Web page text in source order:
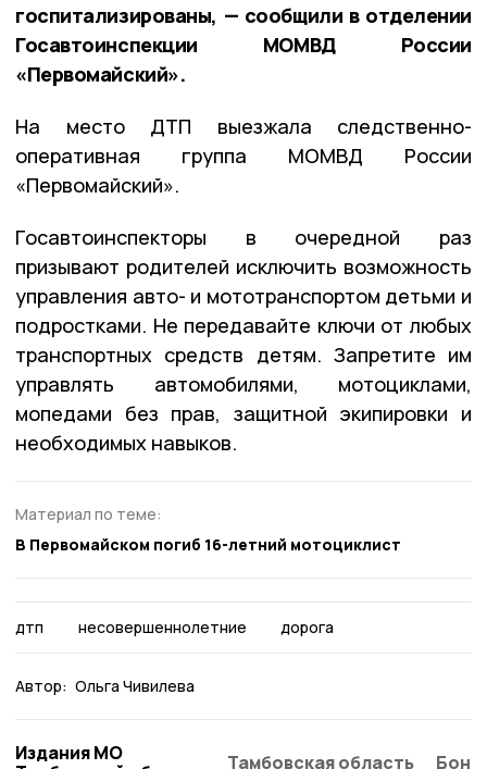
госпитализированы, — сообщили в отделении
Госавтоинспекции МОМВД России
«Первомайский».
На место ДТП выезжала следственно-
оперативная группа МОМВД России
«Первомайский».
Госавтоинспекторы в очередной раз
призывают родителей исключить возможность
управления авто- и мототранспортом детьми и
подростками. Не передавайте ключи от любых
транспортных средств детям. Запретите им
управлять автомобилями, мотоциклами,
мопедами без прав, защитной экипировки и
необходимых навыков.
Материал по теме:
В Первомайском погиб 16-летний мотоциклист
дтп несовершеннолетние дорога
Автор: Ольга Чивилева
Издания МО
Тамбовская область